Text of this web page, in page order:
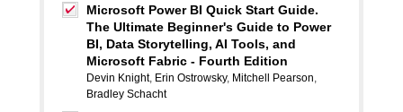
Microsoft Power BI Quick Start Guide.
The Ultimate Beginner's Guide to Power
BI, Data Storytelling, AI Tools, and
Microsoft Fabric - Fourth Edition
Devin Knight, Erin Ostrowsky, Mitchell Pearson,
Bradley Schacht